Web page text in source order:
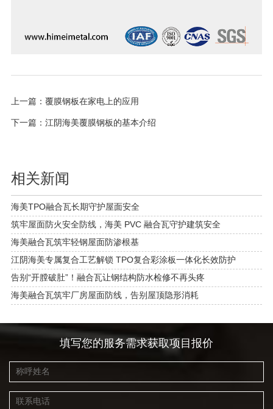
上一篇： 覆膜钢板在家电上的应用
下一篇： 江阴海美覆膜钢板的基本介绍
相关新闻
海美TPO融合瓦长期守护屋面安全
筑牢屋面防火安全防线，海美 PVC 融合瓦守护建筑安全
海美融合瓦筑牢轻钢屋面防渗根基
江阴海美专属复合工艺解锁 TPO复合彩涂板一体化长效防护
告别“开膛破肚”！融合瓦让钢结构防水检修不再头疼
海美融合瓦筑牢厂房屋面防线，告别屋顶隐形消耗
填写您的服务需求获取项目报价